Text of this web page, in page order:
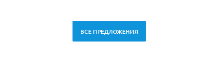
ВСЕ ПРЕДЛОЖЕНИЯ